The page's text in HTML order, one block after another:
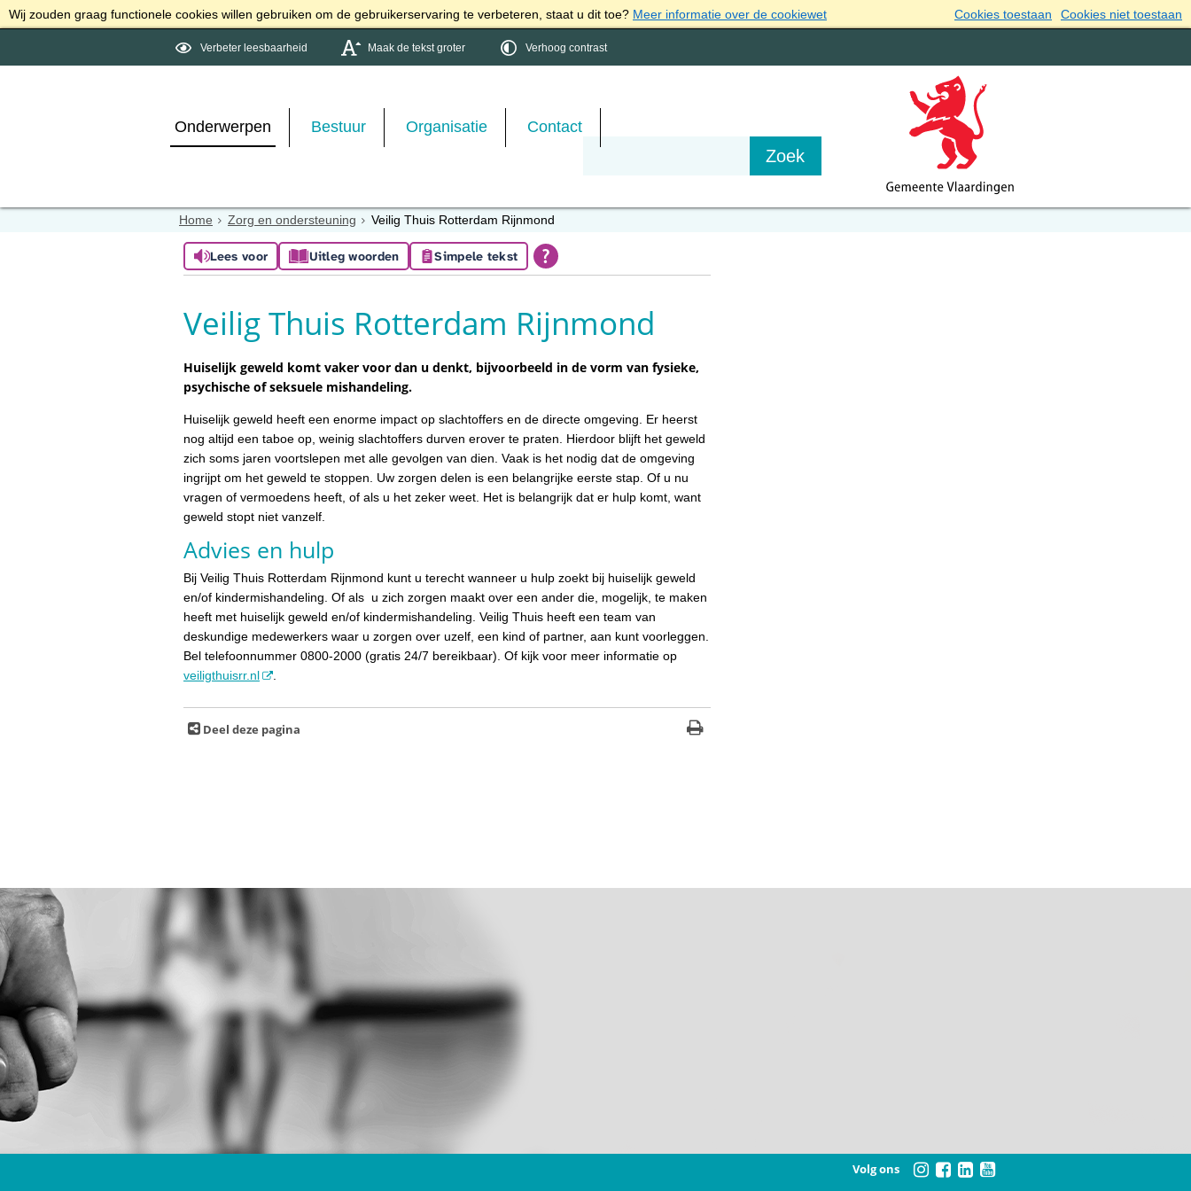
Wij zouden graag functionele cookies willen gebruiken om de gebruikerservaring te verbeteren, staat u dit toe? Meer informatie over de cookiewet Cookies toestaan Cookies niet toestaan
Verbeter leesbaarheid Maak de tekst groter Verhoog contrast
Onderwerpen Bestuur Organisatie Contact
Home Zorg en ondersteuning Veilig Thuis Rotterdam Rijnmond
Lees voor Uitleg woorden Simpele tekst
Veilig Thuis Rotterdam Rijnmond
Huiselijk geweld komt vaker voor dan u denkt, bijvoorbeeld in de vorm van fysieke,
psychische of seksuele mishandeling.
Huiselijk geweld heeft een enorme impact op slachtoffers en de directe omgeving. Er heerst
nog altijd een taboe op, weinig slachtoffers durven erover te praten. Hierdoor blijft het geweld
zich soms jaren voortslepen met alle gevolgen van dien. Vaak is het nodig dat de omgeving
ingrijpt om het geweld te stoppen. Uw zorgen delen is een belangrijke eerste stap. Of u nu
vragen of vermoedens heeft, of als u het zeker weet. Het is belangrijk dat er hulp komt, want
geweld stopt niet vanzelf.
Advies en hulp
Bij Veilig Thuis Rotterdam Rijnmond kunt u terecht wanneer u hulp zoekt bij huiselijk geweld
en/of kindermishandeling. Of als u zich zorgen maakt over een ander die, mogelijk, te maken
heeft met huiselijk geweld en/of kindermishandeling. Veilig Thuis heeft een team van
deskundige medewerkers waar u zorgen over uzelf, een kind of partner, aan kunt voorleggen.
Bel telefoonnummer 0800-2000 (gratis 24/7 bereikbaar). Of kijk voor meer informatie op
veiligthuisrr.nl
Deel deze pagina
Volg ons